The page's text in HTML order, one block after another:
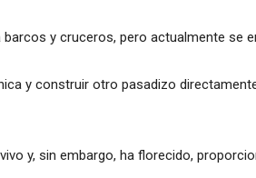
y cruceros, pero actualmente
y construir otro pasadizo
y, sin embargo, ha florecido,